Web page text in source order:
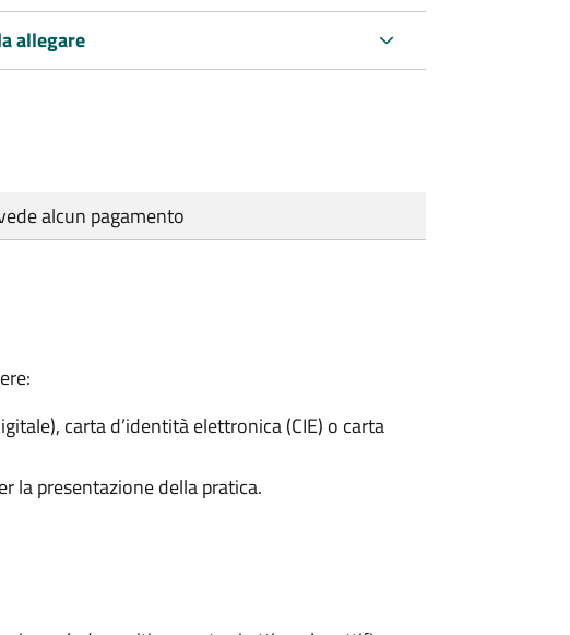
allegare
alcun pagamento
carta d’identità elettronica (CIE) o carta
la presentazione della pratica.